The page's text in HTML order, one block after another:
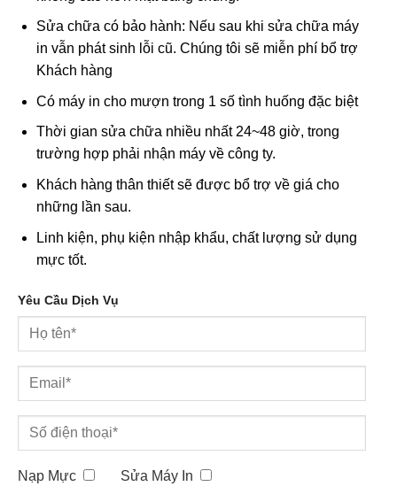
Sửa chữa có bảo hành: Nếu sau khi sửa chữa máy
in vẫn phát sinh lỗi cũ. Chúng tôi sẽ miễn phí bổ trợ
Khách hàng
Có máy in cho mượn trong 1 số tình huống đặc biệt
Thời gian sửa chữa nhiều nhất 24~48 giờ, trong
trường hợp phải nhận máy về công ty.
Khách hàng thân thiết sẽ được bổ trợ về giá cho
những lần sau.
Linh kiện, phụ kiện nhập khẩu, chất lượng sử dụng
mực tốt.
Yêu Cầu Dịch Vụ
Nạp Mực
Sửa Máy In